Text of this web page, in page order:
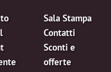
Sala Stampa
Contatti
Sconti e
offerte